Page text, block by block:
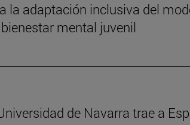
la adaptación inclusiva del
mental juvenil
de Navarra trae a